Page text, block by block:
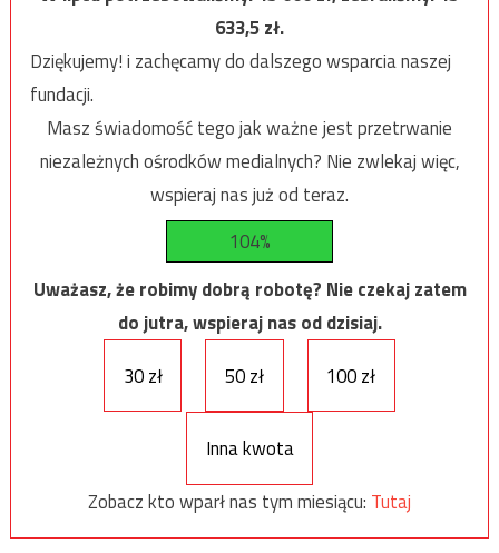
633,5zł.
Dziękujemy! i zachęcamy do dalszego wsparcia naszej
fundacji.
Masz świadomość tego jak ważne jest przetrwanie
niezależnych ośrodków medialnych? Nie zwlekaj więc,
wspieraj nas już od teraz.
104%
Uważasz, że robimy dobrą robotę? Nie czekaj zatem
do jutra, wspieraj nas od dzisiaj.
30 zł
50 zł 100 zł
Inna kwota
Zobacz kto wparł nas tym miesiącu: Tutaj